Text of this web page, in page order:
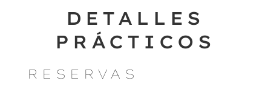
DETALLES
PRÁCTICOS
RESERVAS